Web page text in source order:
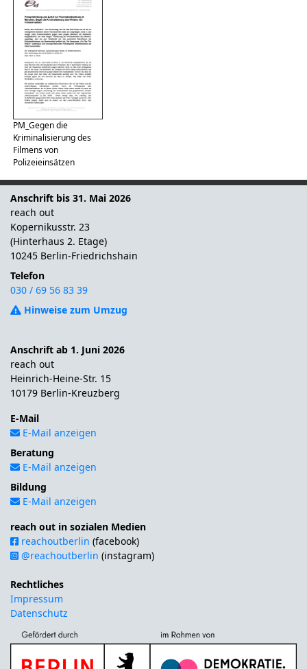
PM_Gegen die
Kriminalisierung des
Filmens von
Polizeieinsätzen
Anschrift bis 31. Mai 2026
reach out
Kopernikusstr. 23
(Hinterhaus 2. Etage)
10245 Berlin-Friedrichshain
Telefon
030 / 69 56 83 39
Hinweise zum Umzug
Anschrift ab 1. Juni 2026
reach out
Heinrich-Heine-Str. 15
10179 Berlin-Kreuzberg
E-Mail
E-Mail anzeigen
Beratung
E-Mail anzeigen
Bildung
E-Mail anzeigen
reach out in sozialen Medien
reachoutberlin (facebook)
@reachoutberlin (instagram)
Rechtliches
Impressum
Datenschutz